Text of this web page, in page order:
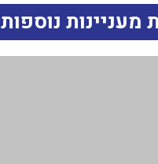
מעניינות נוספות